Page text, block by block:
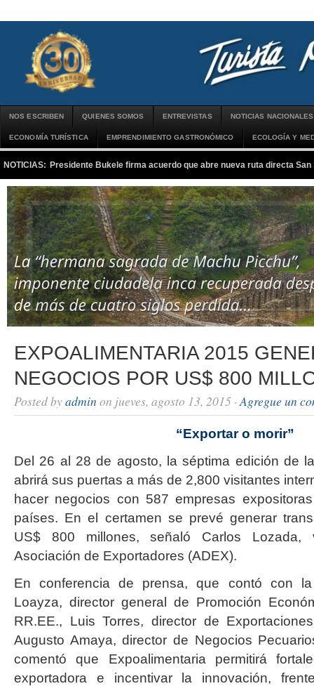
NOS ESCRIBEN QUIENES SOMOS ENTREVISTAS NOTICIAS NACIONALES
ECONOMÍA TURÍSTICA EMPRENDIMIENTO GASTRONÓMICO ECOLOGÍA Y
NOTICIAS: Presidente Bukele firma acuerdo que abre nueva ruta directa
EXPOALIMENTARIA 2015
NEGOCIOS POR US$ 800
Posted byadmin on jueves, agosto 13, 2015 ·Agregue un
“Exportar o morir”
Del 26 al 28 de agosto, la séptima edición de
abrirá sus puertas a más de 2,800 visitantes
hacer negocios con 587 empresas
países. En el certamen se prevé generar
US$ 800 millones, señaló Carlos Lozada,
Asociación de Exportadores (ADEX).
En conferencia de prensa, que contó con
Loayza, director general de Promoción
RR.EE., Luis Torres, director de
Augusto Amaya, director de Negocios
comentó que Expoalimentaria permitirá
exportadora e incentivar la innovación,